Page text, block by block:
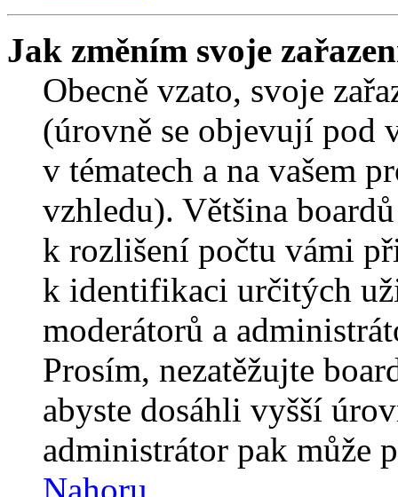
Jak změním svoje
Obecně vzato, svoje
(úrovně se objevují pod
v tématech a na vašem
vzhledu). Většina
k rozlišení počtu vámi
k identifikaci určitých
moderátorů a
Prosím, nezatěžujte
abyste dosáhli vyšší
administrátor pak může